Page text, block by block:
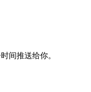
间推送给你。